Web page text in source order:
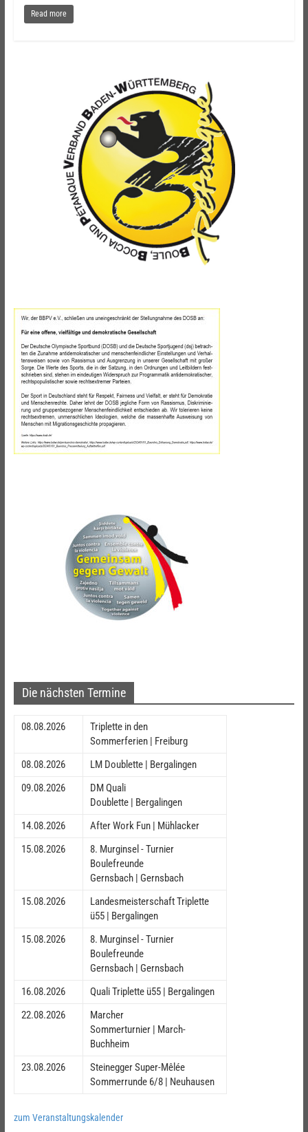
Read more
Die nächsten Termine
08.08.2026
Triplette in den
Sommerferien | Freiburg
08.08.2026
LM Doublette | Bergalingen
09.08.2026
DM Quali
Doublette | Bergalingen
14.08.2026
After Work Fun | Mühlacker
15.08.2026
8. Murginsel - Turnier
Boulefreunde
Gernsbach | Gernsbach
15.08.2026
Landesmeisterschaft Triplette
ü55 | Bergalingen
15.08.2026
8. Murginsel - Turnier
Boulefreunde
Gernsbach | Gernsbach
16.08.2026
Quali Triplette ü55 | Bergalingen
22.08.2026
Marcher
Sommerturnier | March-
Buchheim
23.08.2026
Steinegger Super-Mêlée
Sommerrunde 6/8 | Neuhausen
zum Veranstaltungskalender